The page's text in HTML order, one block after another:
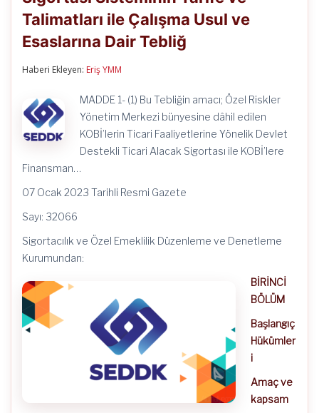
Tarife
ve
Talimatları
ve
Esaslarına
Dair
Tebliğ
Talimatları ile Çalışma Usul ve
Esaslarına Dair Tebliğ
Haberi Ekleyen: Eriş YMM
MADDE 1- (1) Bu Tebliğin amacı; Özel Riskler
Yönetim Merkezi bünyesine dâhil edilen
KOBİ’lerin Ticari Faaliyetlerine Yönelik Devlet
Destekli Ticari Alacak Sigortası ile KOBİ’lere
Finansman…
07 Ocak 2023 Tarihli Resmi Gazete
Sayı: 32066
Sigortacılık ve Özel Emeklilik Düzenleme ve Denetleme
Kurumundan:
BİRİNCİ
BÖLÜM
Başlangıç
Hükümler
i
Amaç ve
kapsam